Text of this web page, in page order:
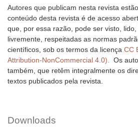
Autores que publicam nesta revista
conteúdo desta revista é de acesso
que, por essa razão, pode ser visto,
livremente, respeitadas as normas
científicos, sob os termos da licença CC
Attribution-NonCommercial 4.0). Os
também, que retêm integralmente os
textos publicados pela revista.
Downloads